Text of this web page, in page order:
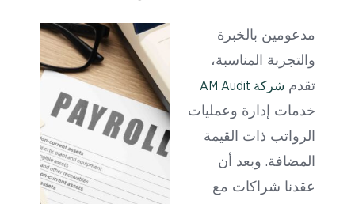
مدعومين بالخبرة
والتجربة المناسبة،
تقدم شركة AM Audit
خدمات إدارة وعمليات
الرواتب ذات القيمة
المضافة. وبعد أن
عقدنا شراكات مع